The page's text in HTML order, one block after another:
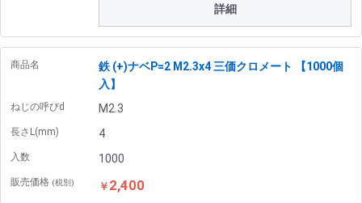
詳細
商品名
鉄 (+)ナベP=2 M2.3x4 三価クロメート 【1000個
入】
ねじの呼びd M2.3
長さL(mm) 4
入数 1000
販売価格 (税別) ￥ 2,400